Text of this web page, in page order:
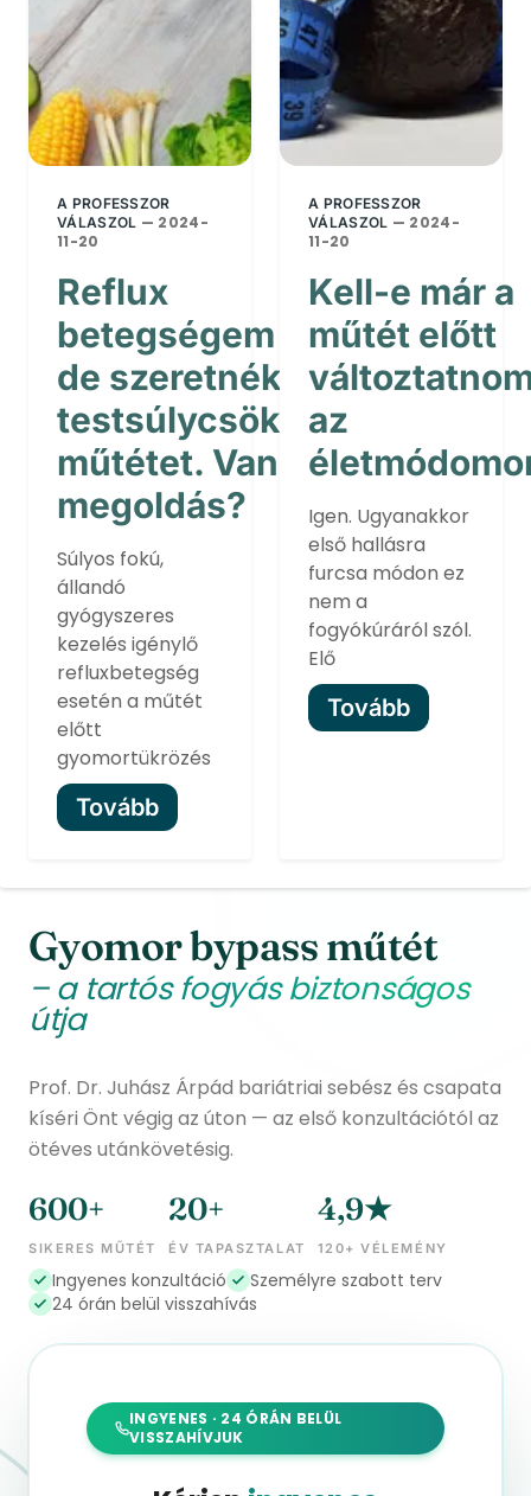
A PROFESSZOR
VÁLASZOL — 2024-
11-20
Reflux
betegségem van,
de szeretnék
testsúlycsökkentő
műtétet. Van
megoldás?
Súlyos fokú,
állandó
gyógyszeres
kezelés igénylő
refluxbetegség
esetén a műtét
előtt
gyomortükrözés
Tovább
A PROFESSZOR
VÁLASZOL — 2024-
11-20
Kell-e már a
műtét előtt
az
Igen. Ugyanakkor
első hallásra
furcsa módon ez
nem a
fogyókúráról szól.
Elő
Tovább
Gyomor bypass műtét
– a tartós fogyás biztonságos
útja
Prof. Dr. Juhász Árpád bariátriai sebész és csapata
kíséri Önt végig az úton — az első konzultációtól az
ötéves utánkövetésig.
SIKERES MŰTÉT
600+
ÉV TAPASZTALAT
20+
120+ VÉLEMÉNY
4,9★
Ingyenes konzultáció
Személyre szabott terv
24 órán belül visszahívás
INGYENES · 24 ÓRÁN BELÜL
VISSZAHÍVJUK